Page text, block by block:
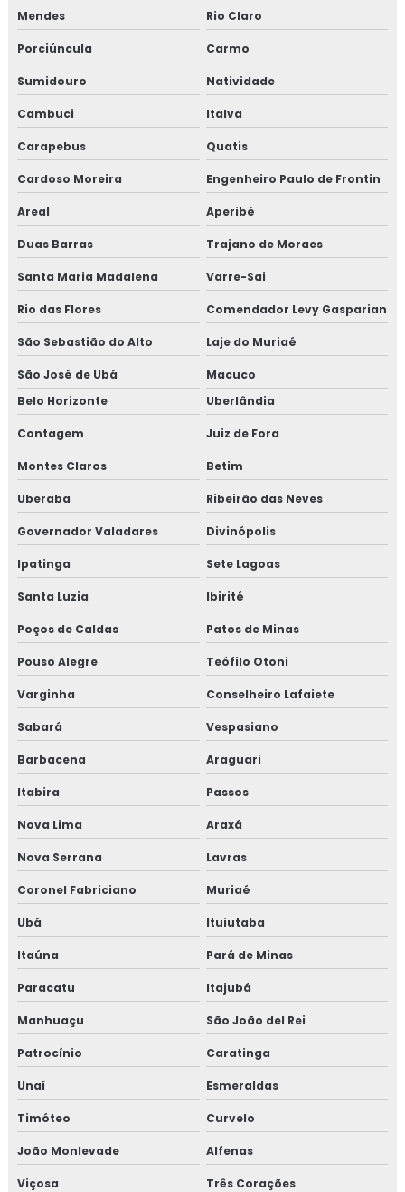
Consultoria em norma brc
Consultoria em plano gerenciamento de resíduos sólidos
Consultoria em política da qualidade
Consultoria em processos e elaboração de relatório de
auditoria
Consultoria em programa 5s
Consultoria em rastreabilidade e recall
Consultoria em reciclagem auditores internos iso9001
Consultoria em reciclagem equipe HACCP
Consultoria em reciclagem sobre segurança dos
alimentos
Consultoria em registro na anvisa
Consultoria em registro de produtos na anvisa
Consultoria em resolução de não conformidades da
auditoria
Consultoria em revisão plano HACCP
Consultoria em rotulagem de alimentos
Consultoria em sensibilização programa 5s
Consultoria para setor de alimentos
Consultoria em sistema de gestão halal
Consultoria em transporte de feed materials
Consultoria em tratamento de não conformidades e
causas raiz
Curso de 5s para empresas
Curso auditor interno fssc 22000
Curso de auditor interno iso
Curso auditor interno iso 14001
Mendes Rio Claro
Porciúncula Carmo
Sumidouro Natividade
Cambuci Italva
Carapebus Quatis
Cardoso Moreira Engenheiro Paulo de Frontin
Areal Aperibé
Duas Barras Trajano de Moraes
Santa Maria Madalena Varre-Sai
Rio das Flores Comendador Levy Gasparian
São Sebastião do Alto Laje do Muriaé
São José de Ubá
Macuco
Belo Horizonte
Uberlândia
Contagem Juiz de Fora
Montes Claros Betim
Uberaba Ribeirão das Neves
Governador Valadares Divinópolis
Ipatinga Sete Lagoas
Santa Luzia Ibirité
Poços de Caldas Patos de Minas
Pouso Alegre Teófilo Otoni
Varginha Conselheiro Lafaiete
Sabará Vespasiano
Barbacena Araguari
Itabira Passos
Nova Lima Araxá
Nova Serrana Lavras
Coronel Fabriciano Muriaé
Ubá Ituiutaba
Itaúna Pará de Minas
Paracatu Itajubá
Manhuaçu São João del Rei
Patrocínio Caratinga
Unaí Esmeraldas
Timóteo Curvelo
João Monlevade Alfenas
Viçosa Três Corações